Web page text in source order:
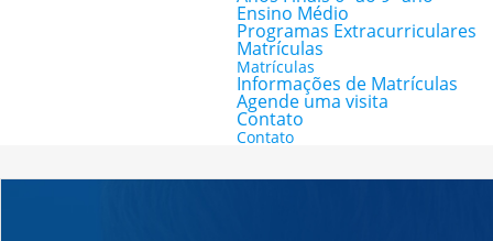
Ensino Médio
Programas Extracurriculares
Matrículas
Matrículas
Informações de Matrículas
Agende uma visita
Contato
Contato